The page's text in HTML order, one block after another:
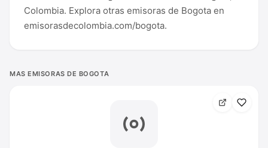
Colombia. Explora otras emisoras de Bogota en
emisorasdecolombia.com/bogota.
MAS EMISORAS DE BOGOTA